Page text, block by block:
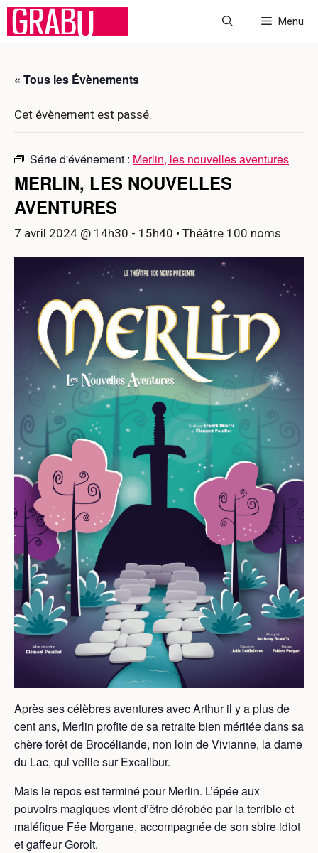
Aller
Menu
« Tous les Évènements
Cet évènement est passé.
Série d'événement : Merlin, les nouvelles aventures
MERLIN, LES NOUVELLES
AVENTURES
7 avril 2024 @ 14h30 - 15h40 • Théâtre 100 noms
Après ses célèbres aventures avec Arthur il y a plus de
cent ans, Merlin profite de sa retraite bien méritée dans sa
chère forêt de Brocéliande, non loin de Vivianne, la dame
du Lac, qui veille sur Excalibur.
Mais le repos est terminé pour Merlin. L’épée aux
pouvoirs magiques vient d’être dérobée par la terrible et
maléfique Fée Morgane, accompagnée de son sbire idiot
et gaffeur Gorolt.